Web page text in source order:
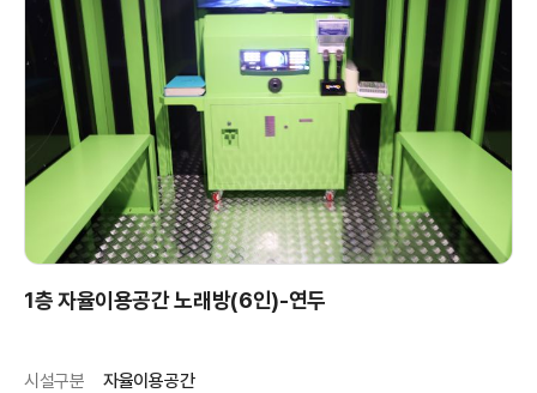
1층 자율이용공간 노래방(6인)-연두
시설구분
자율이용공간